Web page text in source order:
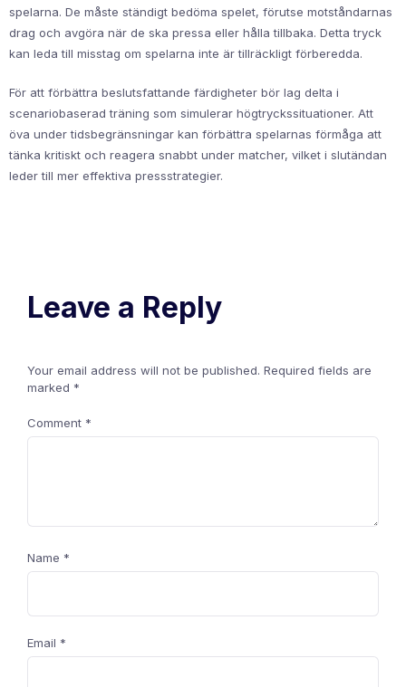
spelarna. De måste ständigt bedöma spelet, förutse motståndarnas
drag och avgöra när de ska pressa eller hålla tillbaka. Detta tryck
kan leda till misstag om spelarna inte är tillräckligt förberedda.
För att förbättra beslutsfattande färdigheter bör lag delta i
scenariobaserad träning som simulerar högtryckssituationer. Att
öva under tidsbegränsningar kan förbättra spelarnas förmåga att
tänka kritiskt och reagera snabbt under matcher, vilket i slutändan
leder till mer effektiva pressstrategier.
Leave a Reply
Your email address will not be published. Required fields are
marked *
Comment *
Name *
Email *